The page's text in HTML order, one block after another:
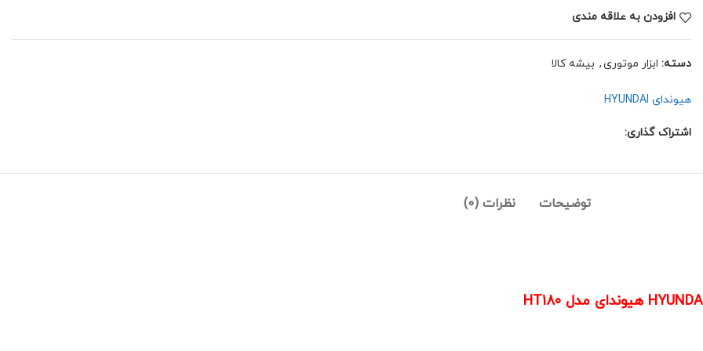
افزودن به علاقه مندی
دسته: ابزار موتوری, بیشه کالا
هیوندای HYUNDAI
اشتراک گذاری:
توضیحات نظرات (0)